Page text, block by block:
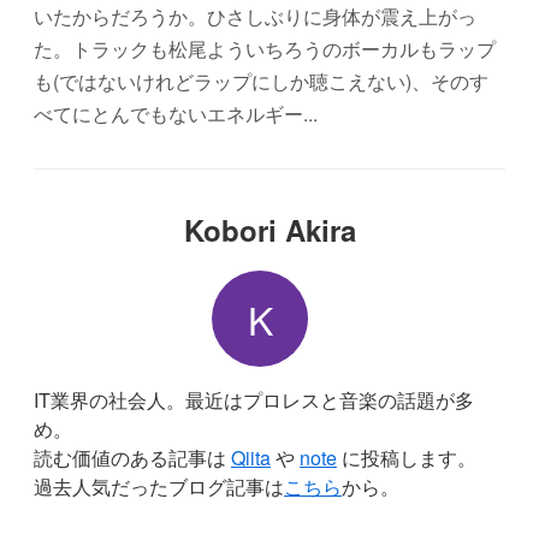
いたからだろうか。ひさしぶりに身体が震え上がっ
た。トラックも松尾よういちろうのボーカルもラップ
も(ではないけれどラップにしか聴こえない)、そのす
べてにとんでもないエネルギー...
Kobori Akira
K
IT業界の社会人。最近はプロレスと音楽の話題が多
め。
読む価値のある記事は Qiitaや note に投稿します。
過去人気だったブログ記事はこちらから。